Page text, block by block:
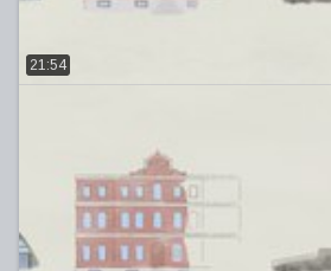
21:54